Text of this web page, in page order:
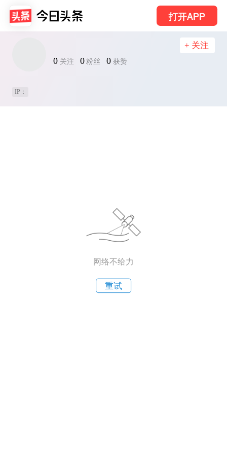
打开APP
0 关注 0 粉丝 0 获赞
+ 关注
IP：
网络不给力
重试